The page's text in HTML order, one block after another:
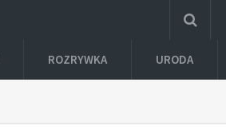
ROZRYWKA URODA